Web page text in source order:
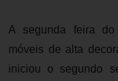
A segunda feira
móveis de alta
iniciou o segundo